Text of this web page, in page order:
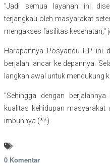
"Jadi semua layanan ini
terjangkau oleh masyarakat
mengakses fasilitas kesehatan,"
Harapannya Posyandu ILP ini
berjalan lancar ke depannya.
langkah awal untuk mendukung
"Sehingga dengan
kualitas kehidupan masyarakat
imbuhnya.(**)
0 Komentar